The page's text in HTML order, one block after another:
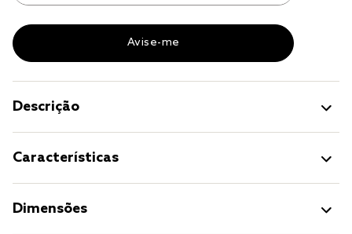
Descrição
Características
Dimensões